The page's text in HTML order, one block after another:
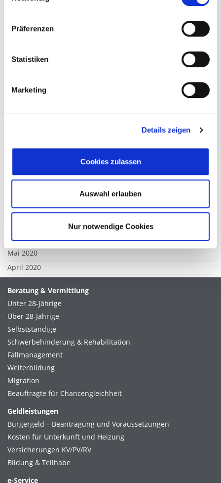
Präferenzen
Statistiken
Marketing
Details zeigen
Cookies zulassen
Auswahl erlauben
Nur notwendige Cookies
Dezember 2022
April 2022
August 2021
April 2021
Februar 2021
September 2020
Mai 2020
April 2020
Beratung & Vermittlung
Unter 28-Jährige
Über 28-Jährige
Selbstständige
Schwerbehinderung & Rehabilitation
Fallmanagement
Weiterbildung
Migration
Beauftragte für Chancengleichheit
Geldleistungen
Bürgergeld – Beantragung und Voraussetzungen
Kosten für Unterkunft und Heizung
Versicherungen KV/PV/RV
Bildung & Teilhabe
e-Service